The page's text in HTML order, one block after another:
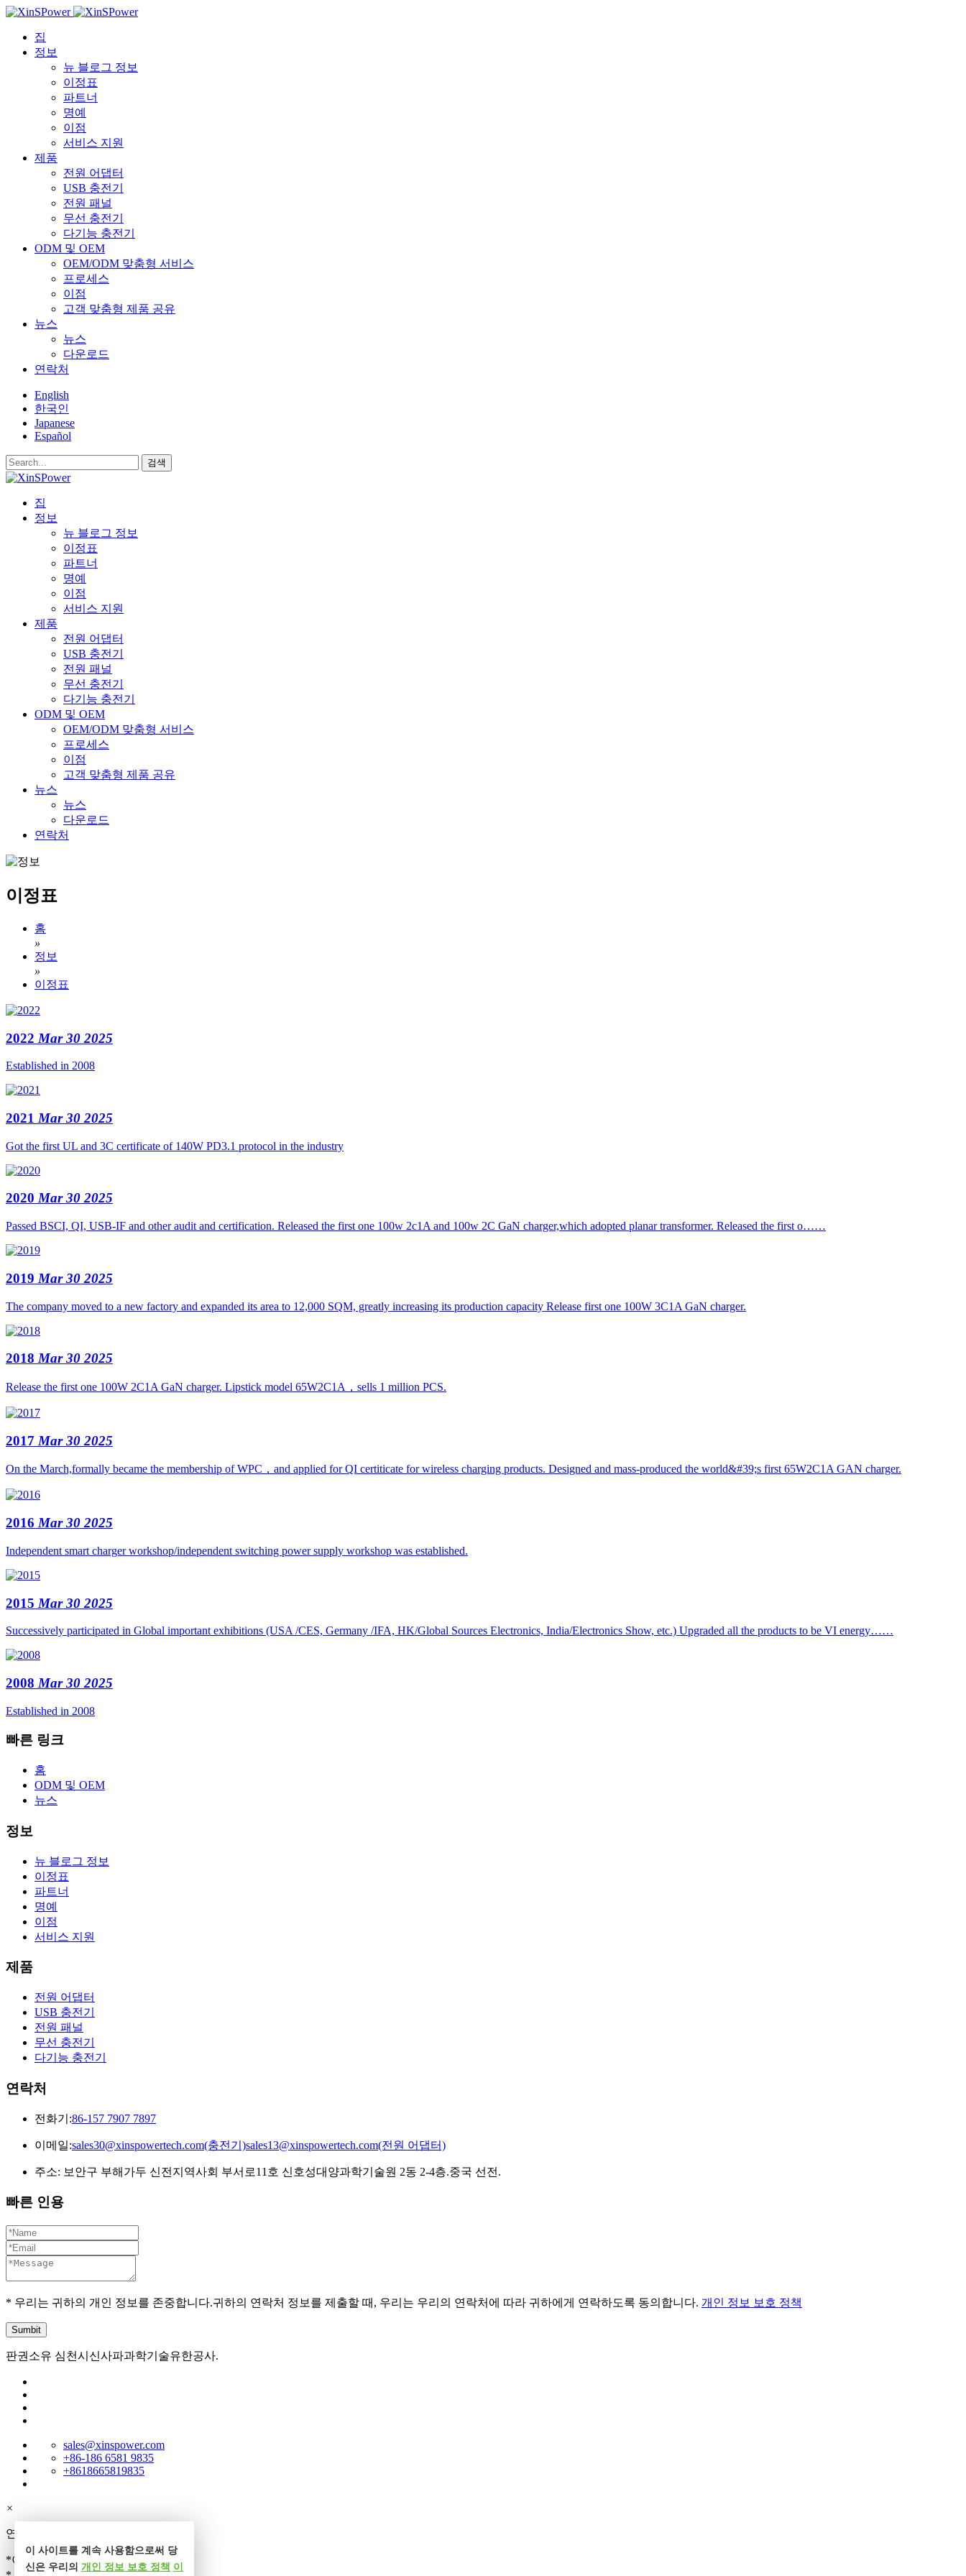
집
정보
뉴 블로그 정보
이정표
파트너
명예
이점
서비스 지원
제품
전원 어댑터
USB 충전기
전원 패널
무선 충전기
다기능 충전기
ODM 및 OEM
OEM/ODM 맞춤형 서비스
프로세스
이점
고객 맞춤형 제품 공유
뉴스
뉴스
다운로드
연락처
English
한국인
Japanese
Español
검색
집
정보
뉴 블로그 정보
이정표
파트너
명예
이점
서비스 지원
제품
전원 어댑터
USB 충전기
전원 패널
무선 충전기
다기능 충전기
ODM 및 OEM
OEM/ODM 맞춤형 서비스
프로세스
이점
고객 맞춤형 제품 공유
뉴스
뉴스
다운로드
연락처
이정표
홈
»
정보
»
이정표
2022 Mar 30 2025
Established in 2008
2021 Mar 30 2025
Got the first UL and 3C certificate of 140W PD3.1 protocol in the industry
2020 Mar 30 2025
Passed BSCI, QI, USB-IF and other audit and certification. Released the first one 100w 2c1A and 100w 2C GaN charger,which adopted planar transformer. Released the first o……
2019 Mar 30 2025
The company moved to a new factory and expanded its area to 12,000 SQM, greatly increasing its production capacity Release first one 100W 3C1A GaN charger.
2018 Mar 30 2025
Release the first one 100W 2C1A GaN charger. Lipstick model 65W2C1A，sells 1 million PCS.
2017 Mar 30 2025
On the March,formally became the membership of WPC，and applied for QI certiticate for wireless charging products. Designed and mass-produced the world&#39;s first 65W2C1A GAN charger.
2016 Mar 30 2025
Independent smart charger workshop/independent switching power supply workshop was established.
2015 Mar 30 2025
Successively participated in Global important exhibitions (USA /CES, Germany /IFA, HK/Global Sources Electronics, India/Electronics Show, etc.) Upgraded all the products to be VI energy……
2008 Mar 30 2025
Established in 2008
빠른 링크
홈
ODM 및 OEM
뉴스
정보
뉴 블로그 정보
이정표
파트너
명예
이점
서비스 지원
제품
전원 어댑터
USB 충전기
전원 패널
무선 충전기
다기능 충전기
연락처
전화기:86-157 7907 7897
이메일:sales30@xinspowertech.com(충전기)sales13@xinspowertech.com(전원 어댑터)
주소: 보안구 부해가두 신전지역사회 부서로11호 신호성대양과학기술원 2동 2-4층.중국 선전.
빠른 인용
* 우리는 귀하의 개인 정보를 존중합니다.귀하의 연락처 정보를 제출할 때, 우리는 우리의 연락처에 따라 귀하에게 연락하도록 동의합니다. 개인 정보 보호 정책
판권소유 심천시신사파과학기술유한공사.
sales@xinspower.com
+86-186 6581 9835
+8618665819835
×
연락처
*이름
이 사이트를 계속 사용함으로써 당
신은 우리의 개인 정보 보호 정책 이